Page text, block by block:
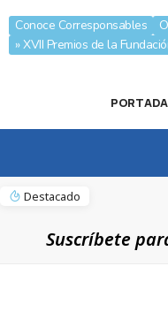
Conoce Corresponsables
» XVII Premios de la
PORTADA
Destacado
Suscríbete